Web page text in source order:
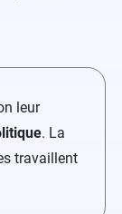
leur
. La
travaillent